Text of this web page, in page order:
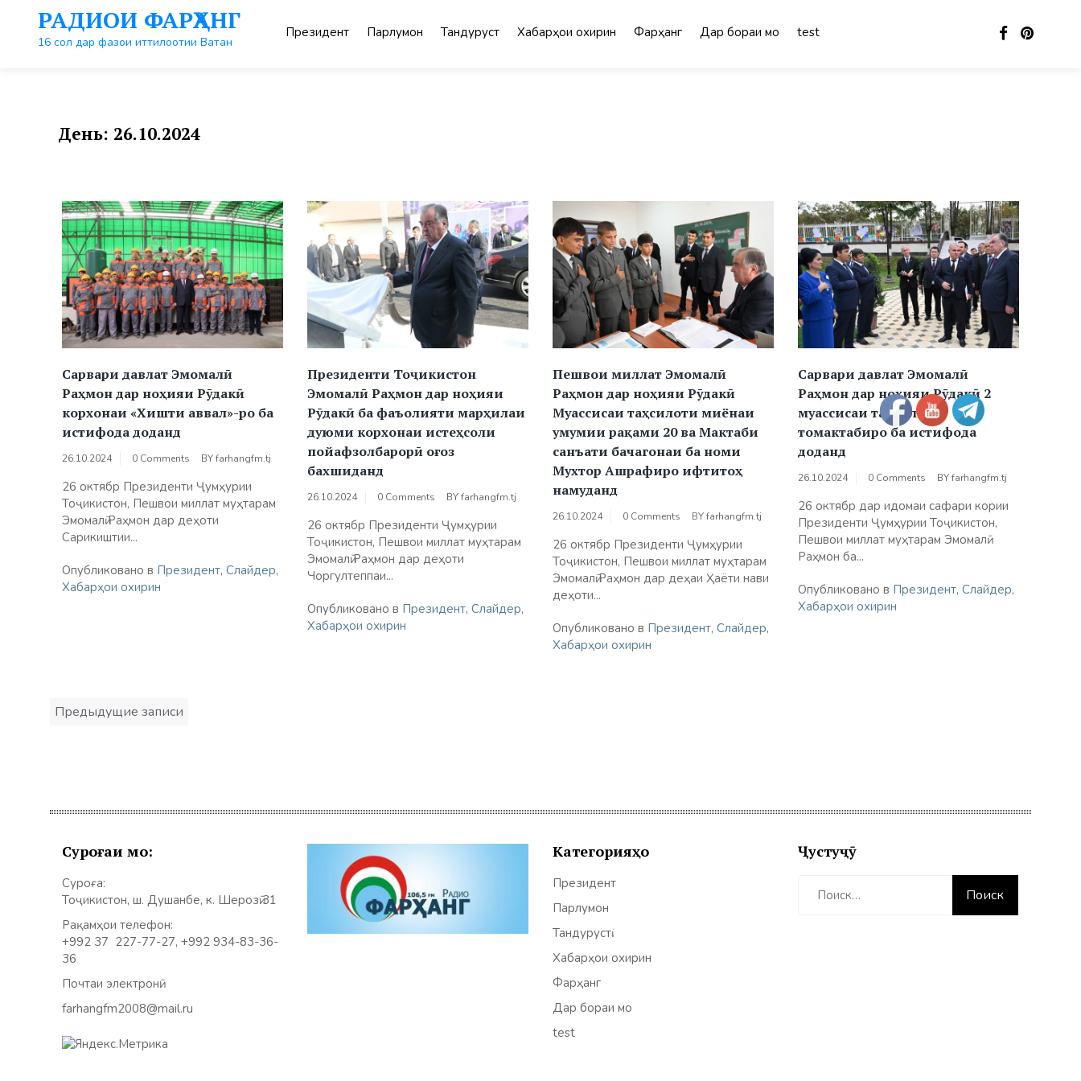
контенту
РАДИОИ ФАРҲАНГ
16 сол дар фазои иттилоотии Ватан
Президент Парлумон Тандурустӣ Хабарҳои охирин Фарҳанг Дар бораи мо test
День: 26.10.2024
Сарвари давлат Эмомалӣ
Раҳмон дар ноҳияи Рӯдакӣ
корхонаи «Хишти аввал»-ро ба
истифода доданд
26.10.2024 0 Comments BYfarhangfm.tj
26 октябр Президенти Ҷумҳурии
Тоҷикистон, Пешвои миллат муҳтарам
Эмомалӣ Раҳмон дар деҳоти
Сарикиштии...
Опубликовано в Президент, Слайдер,
Хабарҳои охирин
Президенти Тоҷикистон
Эмомалӣ Раҳмон дар ноҳияи
Рӯдакӣ ба фаъолияти марҳилаи
дуюми корхонаи истеҳсоли
пойафзолбарорӣ оғоз
бахшиданд
26.10.2024 0 Comments BYfarhangfm.tj
26 октябр Президенти Ҷумҳурии
Тоҷикистон, Пешвои миллат муҳтарам
Эмомалӣ Раҳмон дар деҳоти
Чоргултеппаи...
Опубликовано в Президент, Слайдер,
Хабарҳои охирин
Пешвои миллат Эмомалӣ
Раҳмон дар ноҳияи Рӯдакӣ
Муассисаи таҳсилоти миёнаи
умумии рақами 20 ва Мактаби
санъати бачагонаи ба номи
Мухтор Ашрафиро ифтитоҳ
намуданд
26.10.2024 0 Comments BYfarhangfm.tj
26 октябр Президенти Ҷумҳурии
Тоҷикистон, Пешвои миллат муҳтарам
Эмомалӣ Раҳмон дар деҳаи Ҳаёти нави
деҳоти...
Опубликовано в Президент, Слайдер,
Хабарҳои охирин
Сарвари давлат Эмомалӣ
Раҳмон дар ноҳияи Рӯдакӣ 2
муассисаи таҳсилоти
томактабиро ба истифода
доданд
26.10.2024 0 Comments BYfarhangfm.tj
26 октябр дар идомаи сафари кории
Президенти Ҷумҳурии Тоҷикистон,
Пешвои миллат муҳтарам Эмомалӣ
Раҳмон ба...
Опубликовано в Президент, Слайдер,
Хабарҳои охирин
Навигация
по
Предыдущие записи
Суроғаи мо:
Суроға:
Тоҷикистон, ш. Душанбе, к. Шерозӣ 31
Рақамҳои телефон:
+992 37 227-77-27, +992 934-83-36-
36
Почтаи электронӣ:
farhangfm2008@mail.ru
Категорияҳо
Президент
Парлумон
Тандурустӣ
Хабарҳои охирин
Фарҳанг
Дар бораи мо
test
Ҷустуҷӯ